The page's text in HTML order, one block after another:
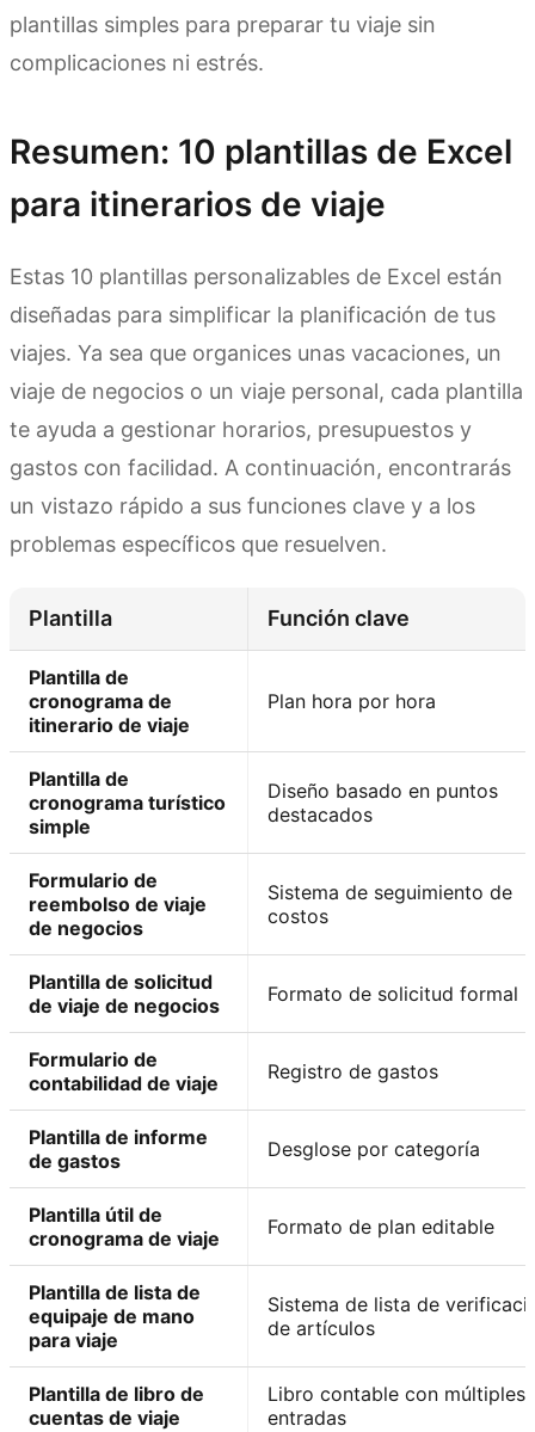
plantillas simples para preparar tu viaje sin
complicaciones ni estrés.
Resumen: 10 plantillas de Excel
para itinerarios de viaje
Estas 10 plantillas personalizables de Excel están
diseñadas para simplificar la planificación de tus
viajes. Ya sea que organices unas vacaciones, un
viaje de negocios o un viaje personal, cada plantilla
te ayuda a gestionar horarios, presupuestos y
gastos con facilidad. A continuación, encontrarás
un vistazo rápido a sus funciones clave y a los
problemas específicos que resuelven.
Plantilla Función clave
Plantilla de
cronograma de
itinerario de viaje
Plan hora por hora
Plantilla de
cronograma turístico
simple
Diseño basado en puntos
destacados
Formulario de
reembolso de viaje
de negocios
Sistema de seguimiento de
costos
Plantilla de solicitud
de viaje de negocios
Formato de solicitud formal
Formulario de
contabilidad de viaje
Registro de gastos
Plantilla de informe
de gastos
Desglose por categoría
Plantilla útil de
cronograma de viaje
Formato de plan editable
Plantilla de lista de
equipaje de mano
para viaje
Sistema de lista de
de artículos
Plantilla de libro de
cuentas de viaje
Libro contable con múltiples
entradas